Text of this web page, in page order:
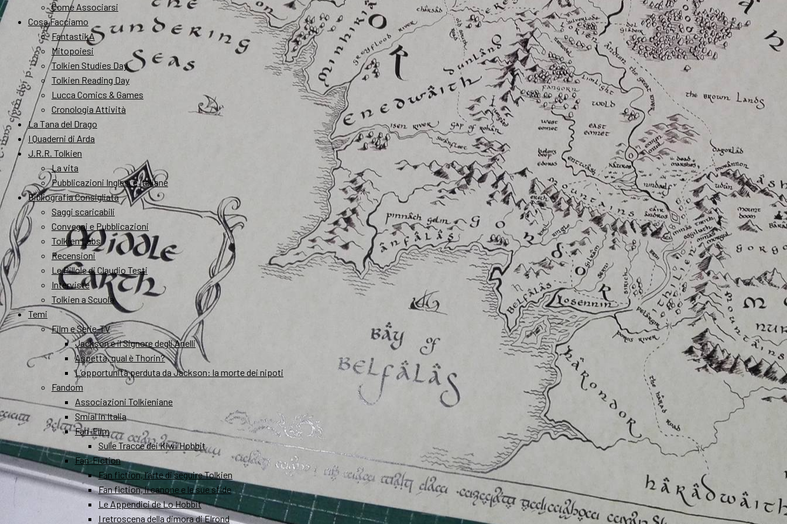
Come Associarsi
Cosa Facciamo
FantastikA
Mitopoiesi
Tolkien Studies Day
Tolkien Reading Day
Lucca Comics & Games
Cronologia Attività
La Tana del Drago
I Quaderni di Arda
J.R.R. Tolkien
La vita
Pubblicazioni Inglesi e Italiane
Bibliografia Consigliata
Saggi scaricabili
Convegni e Pubblicazioni
Tolkien Labs
Recensioni
Le Pillole di Claudio Testi
Interviste
Tolkien a Scuola
Temi
Film e Serie-TV
Jackson e il Signore degli Anelli
Aspetta, qual è Thorin?
L’opportunità perduta da Jackson: la morte dei nipoti
Fandom
Associazioni Tolkieniane
Smial in Italia
Fan-Film
Sulle Tracce dei Kiwi Hobbit
Fan-Fiction
Fan fiction, l’arte di seguire Tolkien
Fan fiction, il canone e le sue sfide
Le Appendici de Lo Hobbit
I retroscena della dimora di Elrond